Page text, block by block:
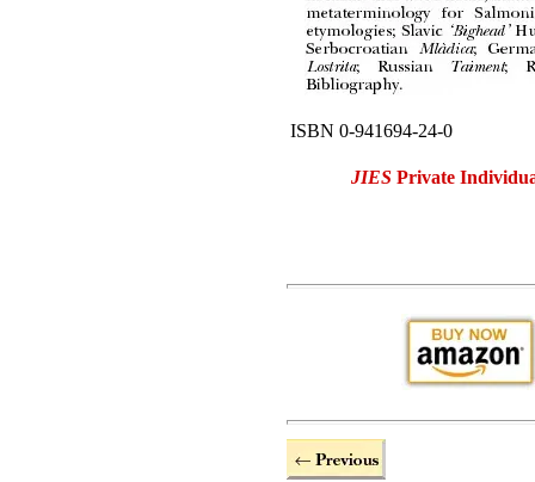
ISBN 0-941694-24-0
JIESPrivate